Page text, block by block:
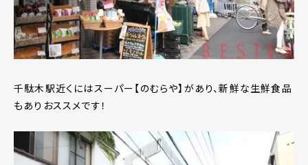
千駄木駅近くにはスーパー【のむらや】があり、新鮮な生鮮食品
もありおススメです！